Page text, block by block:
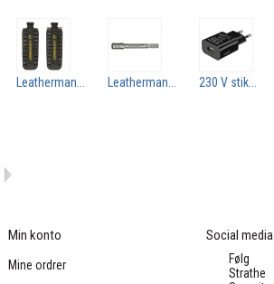
Leatherman... Leatherman... 230 V stik...
Min konto
Mine ordrer
Social media
Følg
Strathe